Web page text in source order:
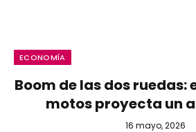
ECONOMÍA
Boom de las dos ruedas:
motos proyecta un
16 mayo, 2026